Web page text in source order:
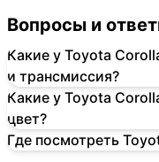
Вопросы и
Какие у Toyota
и трансмиссия?
Какие у Toyota
цвет?
Где посмотреть